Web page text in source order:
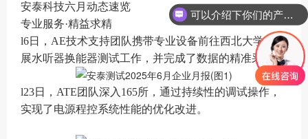
安泰科技六月动态速览
专业服务·精益求精
l6日，AE技术支持团队携带专业设备前往西北大学，开
展水听器换能器测试工作，并完成了数据的精准采集。
l23日，ATE团队深入165所，通过持续性的调试操作，
实现了电源程控系统性能的优化改进。
可以介绍下你们的产品么？